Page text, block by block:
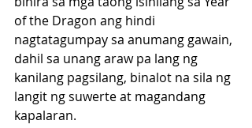
of the Dragon ang hindi
nagtatagumpay sa anumang gawain,
dahil sa unang araw pa lang ng
kanilang pagsilang, binalot na sila ng
langit ng suwerte at magandang
kapalaran.